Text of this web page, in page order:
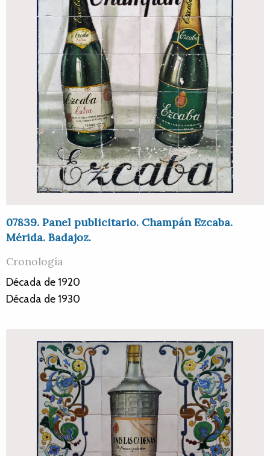
07839. Panel publicitario. Champán Ezcaba.
Mérida. Badajoz.
Cronología
Década de 1920
Década de 1930